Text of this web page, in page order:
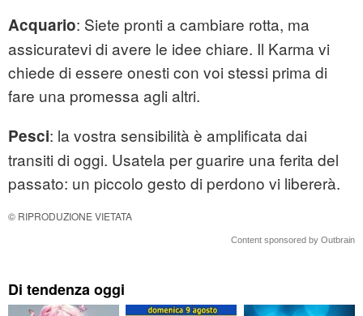
Acquario: Siete pronti a cambiare rotta, ma
assicuratevi di avere le idee chiare. Il Karma vi
chiede di essere onesti con voi stessi prima di
fare una promessa agli altri.
Pesci: la vostra sensibilità è amplificata dai
transiti di oggi. Usatela per guarire una ferita del
passato: un piccolo gesto di perdono vi libererà.
© RIPRODUZIONE VIETATA
Content sponsored by Outbrain
Di tendenza oggi